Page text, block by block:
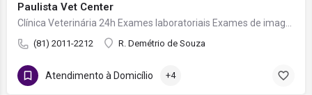
Paulista Vet Center
(81) 2011-2212 R. Demétrio de Souza
Atendimento à Domicílio +4